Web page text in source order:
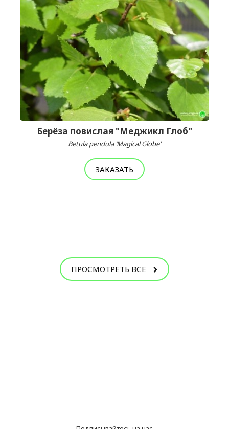
Берёза повислая "Меджикл Глоб"
Betula pendula ‘Magical Globe'
ЗАКАЗАТЬ
ПРОСМОТРЕТЬ ВСЕ